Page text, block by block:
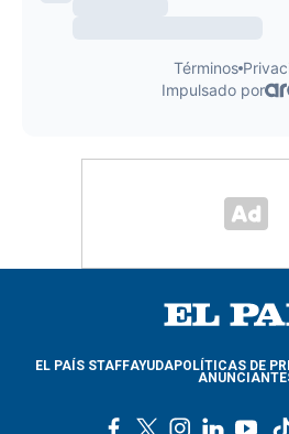
EL PAÍS STAFFAYUDAPOLÍTICAS DE
l y